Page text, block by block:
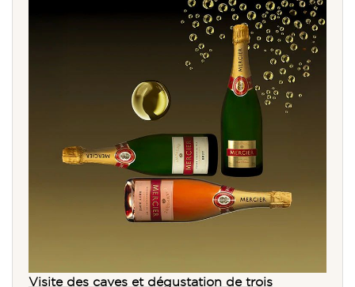
Visite des caves et dégustation de trois